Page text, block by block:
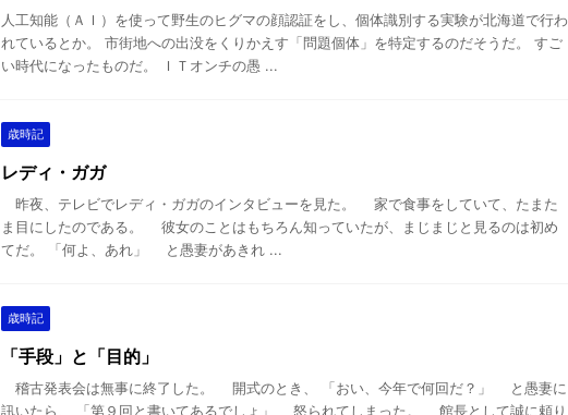
人工知能（ＡＩ）を使って野生のヒグマの顔認証をし、個体識別する実験が北海道で行わ
れているとか。 市街地への出没をくりかえす「問題個体」を特定するのだそうだ。 すご
い時代になったものだ。 ＩＴオンチの愚 ...
歳時記
レディ・ガガ
昨夜、テレビでレディ・ガガのインタビューを見た。 家で食事をしていて、たまた
ま目にしたのである。 彼女のことはもちろん知っていたが、まじまじと見るのは初め
てだ。 「何よ、あれ」 と愚妻があきれ ...
歳時記
「手段」と「目的」
稽古発表会は無事に終了した。 開式のとき、 「おい、今年で何回だ？」 と愚妻に
訊いたら、 「第９回と書いてあるでしょ」 怒られてしまった。 館長として誠に頼り